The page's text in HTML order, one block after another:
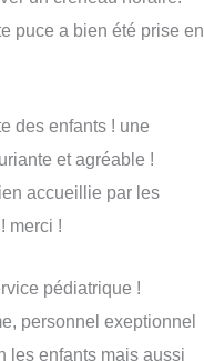
puce a bien été prise en
des enfants ! une
et agréable !
accueillie par les
merci !
pédiatrique !
personnel exeptionnel
les enfants mais aussi